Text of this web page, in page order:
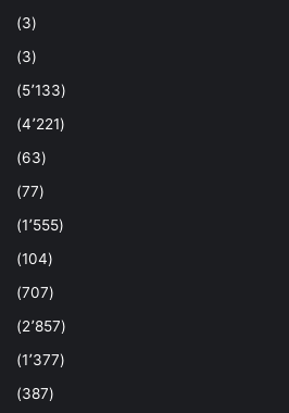
(3)
(3)
(5٬133)
(4٬221)
(63)
(77)
(1٬555)
(104)
(707)
(2٬857)
(1٬377)
(387)